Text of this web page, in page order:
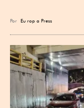
Por Eu rop a Press